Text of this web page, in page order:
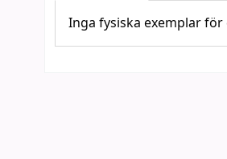
Inga fysiska exemplar